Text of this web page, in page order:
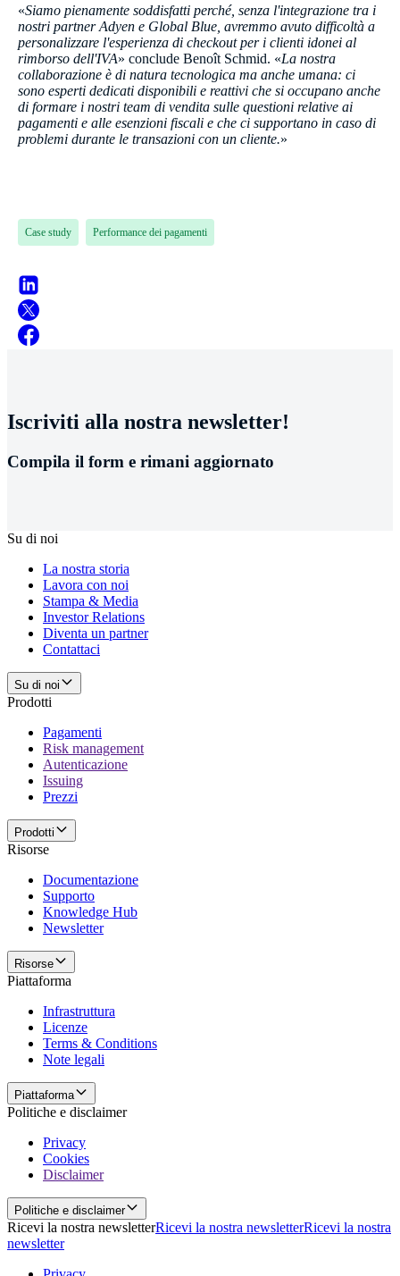
«Siamo pienamente soddisfatti perché, senza l'integrazione tra i
nostri partner Adyen e Global Blue, avremmo avuto difficoltà a
personalizzare l'esperienza di checkout per i clienti idonei al
rimborso dell'IVA​» conclude Benoît Schmid. «La nostra
collaborazione è di natura tecnologica ma anche umana: ci
sono esperti dedicati disponibili e reattivi che si occupano anche
di formare i nostri team di vendita sulle questioni relative ai
pagamenti e alle esenzioni fiscali e che ci supportano in caso di
problemi durante le transazioni con un cliente.»
Case study Performance dei pagamenti
Iscriviti alla nostra newsletter!
Compila il form e rimani aggiornato
Su di noi
La nostra storia
Lavora con noi
Stampa & Media
Investor Relations
Diventa un partner
Contattaci
Su di noi
Prodotti
Pagamenti
Risk management
Autenticazione
Issuing
Prezzi
Prodotti
Risorse
Documentazione
Supporto
Knowledge Hub
Newsletter
Risorse
Piattaforma
Infrastruttura
Licenze
Terms & Conditions
Note legali
Piattaforma
Politiche e disclaimer
Privacy
Cookies
Disclaimer
Politiche e disclaimer
Ricevi la nostra newsletterRicevi la nostra newsletterRicevi la nostra
newsletter